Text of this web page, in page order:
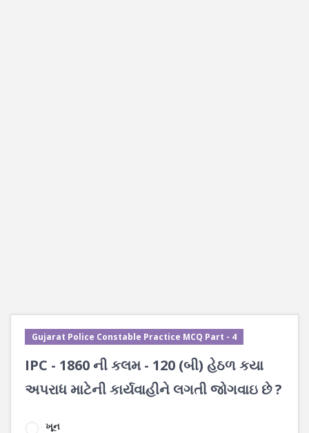
Gujarat Police Constable Practice MCQ Part - 4
IPC - 1860 ની કલમ - 120 (બી) હેઠળ કયા
અપરાધ માટેની કાર્યવાહીને લગતી જોગવાઇ છે ?
ખૂન